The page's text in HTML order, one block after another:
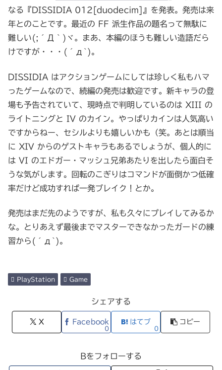
なる『DISSIDIA 012[duodecim]』を発表。発売は来
年とのことです。最近の FF 派生作品の題名って無駄に
難しい(;´Д｀)ヾ。まあ、本編のほうも難しい造語だら
けですが・・・(´д`)。
DISSIDIA はアクションゲームにしては珍しく私もハマ
ったゲームなので、続編の発売は歓迎です。新キャラの登
場も予告されていて、現時点で判明しているのは XIII の
ライトニングと IV のカイン。やっぱりカインは人気高い
ですからねー、セシルよりも嬉しいかも（笑。あとは順当
に XIV からのゲストキャラもあるでしょうが、個人的に
は VI のエドガー・マッシュ兄弟あたりを出したら面白そ
うな気がします。回転のこぎりはコマンドが面倒かつ低確
率だけど成功すれば一発ブレイク！とか。
発売はまだ先のようですが、私も久々にプレイしてみるか
な。とりあえず最後までマスターできなかったガードの練
習から(´д`)。
PlayStation Game
シェアする
X Facebook
0
はてブ
0
コピー
Bをフォローする